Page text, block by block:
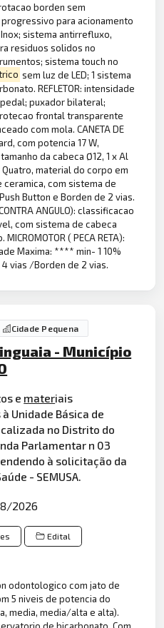
borden sem
para acionamento
sistema antirrefluxo,
residuos solidos no
sistema touch no
sem luz de LED; 1 sistema
REFLETOR: intensidade
puxador bilateral;
frontal transparente
com mola. CANETA DE
com potencia 17 W,
da cabeca Ø12, 1 x Al
Quatro, material do corpo em
com sistema de
Button e Borden de 2 vias.
ANGULO): classificacao
com sistema de cabeca
( PECA RETA):
Maxima: **** min- 1 10%
vias /Borden de 2 vias.
Cidade Pequena
- Município
e materiais
Unidade Básica de
no Distrito do
Parlamentar n 03
à solicitação da
- SEMUSA.
2026
Edital
odontologico com jato de
5 niveis de potencia do
media, media/alta e alta).